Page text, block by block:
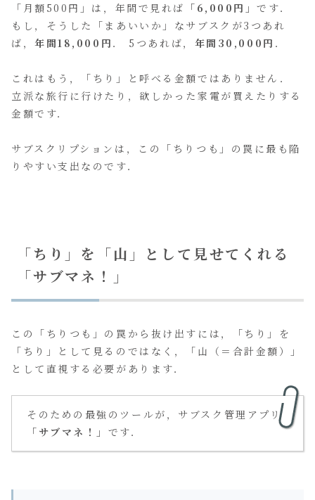
「月額500円」は，年間で見れば 「6,000円」です．
もし，そうした「まあいいか」なサブスクが3つあれ
ば，年間18,000円 ． 5つあれば， 年間30,000円 ．
これはもう，「ちり」と呼べる金額ではありません．
立派な旅行に行けたり，欲しかった家電が買えたりする
金額です．
サブスクリプションは，この「ちりつも」の罠に最も陥
りやすい支出なのです．
「ちり」を「山」として見せてくれる
「サブマネ！」
この「ちりつも」の罠から抜け出すには，「ちり」を
「ちり」として見るのではなく，「山（＝合計金額）」
として直視する必要があります．
そのための最強のツールが，サブスク管理アプリ
「サブマネ！」 です．